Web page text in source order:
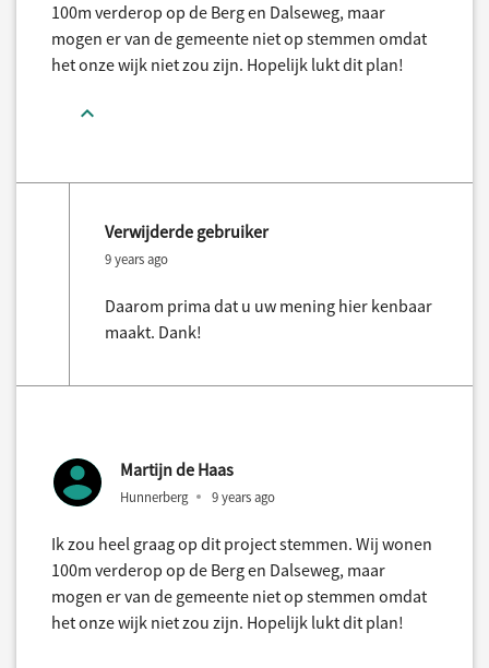
100m verderop op de Berg en Dalseweg, maar
mogen er van de gemeente niet op stemmen omdat
het onze wijk niet zou zijn. Hopelijk lukt dit plan!
Verwijderde gebruiker
9 years ago
Daarom prima dat u uw mening hier kenbaar
maakt. Dank!
Martijn de Haas
Hunnerberg 9 years ago
Ik zou heel graag op dit project stemmen. Wij wonen
100m verderop op de Berg en Dalseweg, maar
mogen er van de gemeente niet op stemmen omdat
het onze wijk niet zou zijn. Hopelijk lukt dit plan!